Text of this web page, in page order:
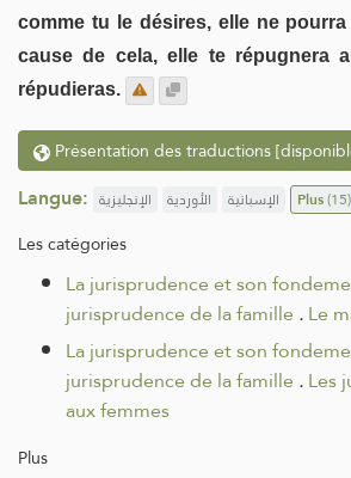
comme tu le désires, elle ne
cause de cela, elle te répugnera
répudieras.
Présentation des traductions
Langue: الإنجليزية الأوردية الإسبانية Plus(15)
Les catégories
La jurisprudence et son
jurisprudence de la famille .Le
La jurisprudence et son
jurisprudence de la famille .Les
aux femmes
Plus